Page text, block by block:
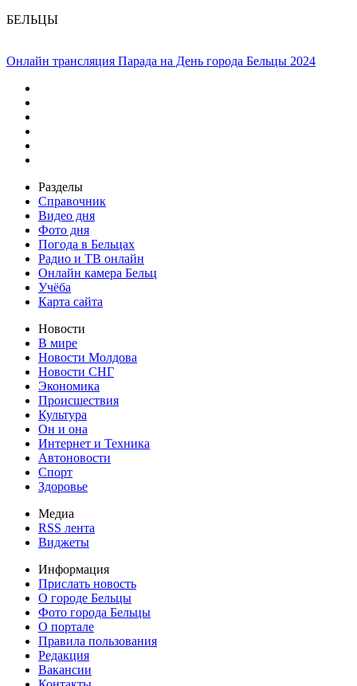
БЕЛЬЦЫ
Онлайн трансляция Парада на День города Бельцы 2024
Разделы
Справочник
Видео дня
Фото дня
Погода в Бельцах
Радио и ТВ онлайн
Онлайн камера Бельц
Учёба
Карта сайта
Новости
В мире
Новости Молдова
Новости СНГ
Экономика
Происшествия
Культура
Он и она
Интернет и Техника
Автоновости
Спорт
Здоровье
Медиа
RSS лента
Виджеты
Информация
Прислать новость
О городе Бельцы
Фото города Бельцы
О портале
Правила пользования
Редакция
Вакансии